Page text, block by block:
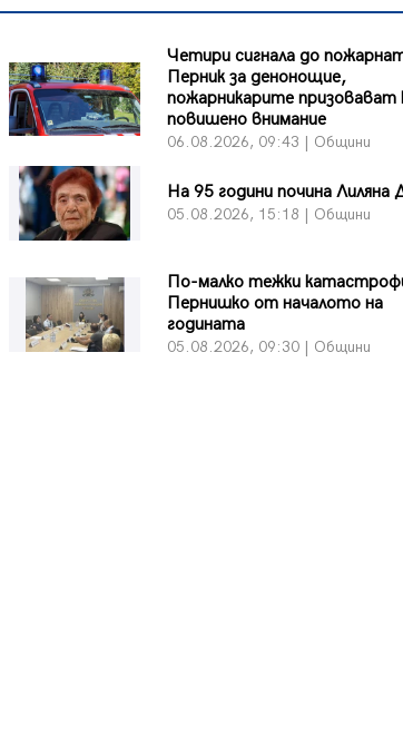
Четири сигнала до
Перник за денонощие,
пожарникарите призовават
повишено внимание
06.08.2026, 09:43 | Общини
На 95 години почина Лиляна
05.08.2026, 15:18 | Общини
По-малко тежки
Пернишко от началото на
годината
05.08.2026, 09:30 | Общини